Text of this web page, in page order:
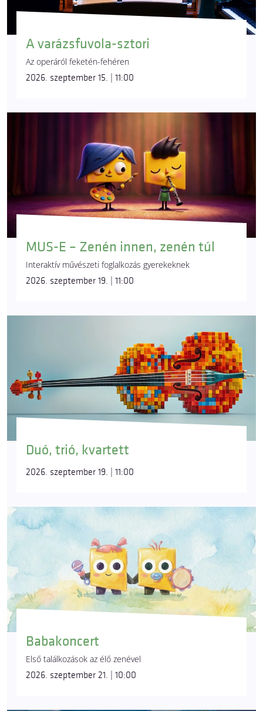
A varázsfuvola-sztori
Az operáról feketén-fehéren
2026. szeptember 15. | 11:00
MUS-E – Zenén innen, zenén túl
Interaktív művészeti foglalkozás gyerekeknek
2026. szeptember 19. | 11:00
Duó, trió, kvartett
2026. szeptember 19. | 11:00
Babakoncert
Első találkozások az élő zenével
2026. szeptember 21. | 10:00